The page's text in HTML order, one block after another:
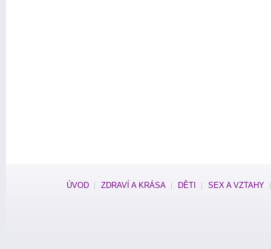
ÚVOD ZDRAVÍ A KRÁSA DĚTI SEX A VZTAHY